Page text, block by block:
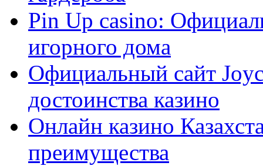
Pin Up casino:
игорного дома
Официальный сайт
достоинства казино
Онлайн казино
преимущества